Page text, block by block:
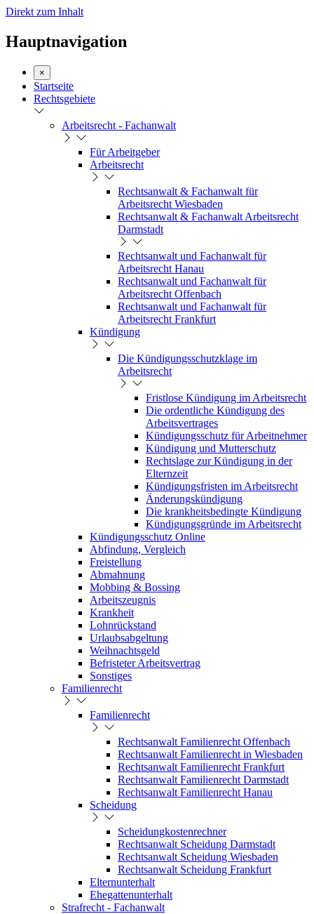
Direkt zum Inhalt
Hauptnavigation
×
Startseite
Rechtsgebiete
Arbeitsrecht - Fachanwalt
Für Arbeitgeber
Arbeitsrecht
Rechtsanwalt & Fachanwalt für
Arbeitsrecht Wiesbaden
Rechtsanwalt & Fachanwalt Arbeitsrecht
Darmstadt
Rechtsanwalt und Fachanwalt für
Arbeitsrecht Hanau
Rechtsanwalt und Fachanwalt für
Arbeitsrecht Offenbach
Rechtsanwalt und Fachanwalt für
Arbeitsrecht Frankfurt
Kündigung
Die Kündigungsschutzklage im
Arbeitsrecht
Fristlose Kündigung im Arbeitsrecht
Die ordentliche Kündigung des
Arbeitsvertrages
Kündigungsschutz für Arbeitnehmer
Kündigung und Mutterschutz
Rechtslage zur Kündigung in der
Elternzeit
Kündigungsfristen im Arbeitsrecht
Änderungskündigung
Die krankheitsbedingte Kündigung
Kündigungsgründe im Arbeitsrecht
Kündigungsschutz Online
Abfindung, Vergleich
Freistellung
Abmahnung
Mobbing & Bossing
Arbeitszeugnis
Krankheit
Lohnrückstand
Urlaubsabgeltung
Weihnachtsgeld
Befristeter Arbeitsvertrag
Sonstiges
Familienrecht
Familienrecht
Rechtsanwalt Familienrecht Offenbach
Rechtsanwalt Familienrecht in Wiesbaden
Rechtsanwalt Familienrecht Frankfurt
Rechtsanwalt Familienrecht Darmstadt
Rechtsanwalt Familienrecht Hanau
Scheidung
Scheidungkostenrechner
Rechtsanwalt Scheidung Darmstadt
Rechtsanwalt Scheidung Wiesbaden
Rechtsanwalt Scheidung Frankfurt
Elternunterhalt
Ehegattenunterhalt
Strafrecht - Fachanwalt